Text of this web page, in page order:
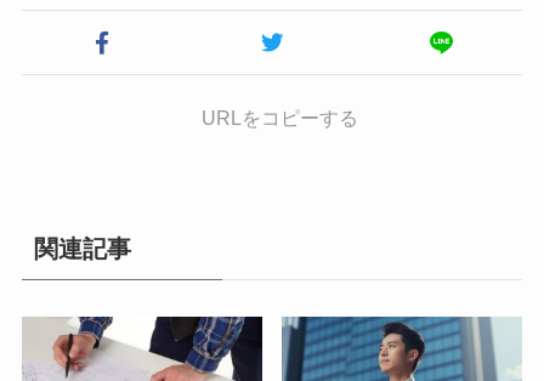
URLをコピーする
関連記事